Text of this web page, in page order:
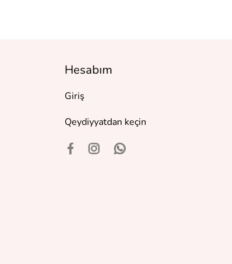
Hesabım
Giriş
Qeydiyyatdan keçin